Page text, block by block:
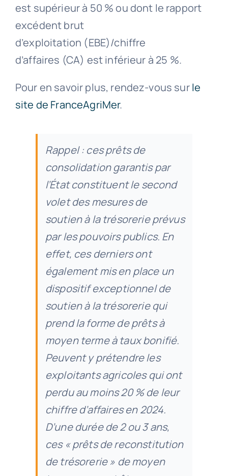
est supérieur à 50 % ou dont le rapport
excédent brut
d’exploitation (EBE)/chiffre
d’affaires (CA) est inférieur à 25 %.
Pour en savoir plus, rendez-vous surle
site de FranceAgriMer.
Rappel : ces prêts de
consolidation garantis par
l’État constituent le second
volet des mesures de
soutien à la trésorerie prévus
par les pouvoirs publics. En
effet, ces derniers ont
également mis en place un
dispositif exceptionnel de
soutien à la trésorerie qui
prend la forme de prêts à
moyen terme à taux bonifié.
Peuvent y prétendre les
exploitants agricoles qui ont
perdu au moins 20 % de leur
chiffre d’affaires en 2024.
D’une durée de 2 ou 3 ans,
ces « prêts de reconstitution
de trésorerie » de moyen